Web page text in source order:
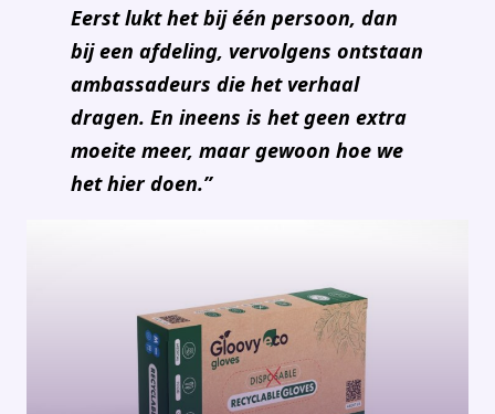
Eerst lukt het bij één persoon, dan
bij een afdeling, vervolgens ontstaan
ambassadeurs die het verhaal
dragen. En ineens is het geen extra
moeite meer, maar gewoon hoe we
het hier doen.”